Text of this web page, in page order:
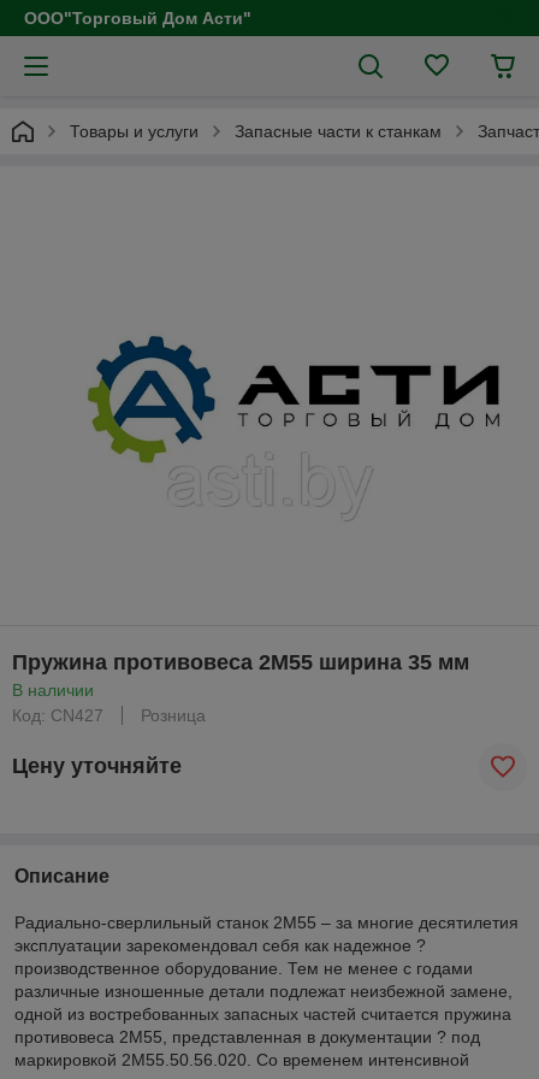
ООО"Торговый Дом Асти"
Товары и услуги Запасные части к станкам
Пружина противовеса 2М55 ширина 35 мм
В наличии
Код: CN427
Розница
Цену уточняйте
Описание
Радиально-сверлильный станок 2М55 – за многие десятилетия
эксплуатации зарекомендовал себя как надежное ?
производственное оборудование. Тем не менее с годами
различные изношенные детали подлежат неизбежной замене,
одной из востребованных запасных частей считается пружина
противовеса 2М55, представленная в документации ? под
маркировкой 2М55.50.56.020. Со временем интенсивной